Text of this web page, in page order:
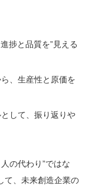
捗と品質を”見える
、生産性と原価を
して、振り返りや
の代わり”ではな
て、未来創造企業の